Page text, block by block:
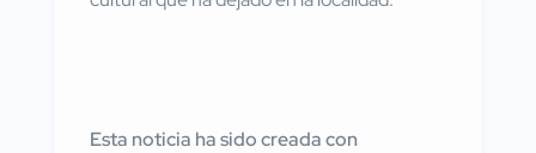
Esta noticia ha sido creada con